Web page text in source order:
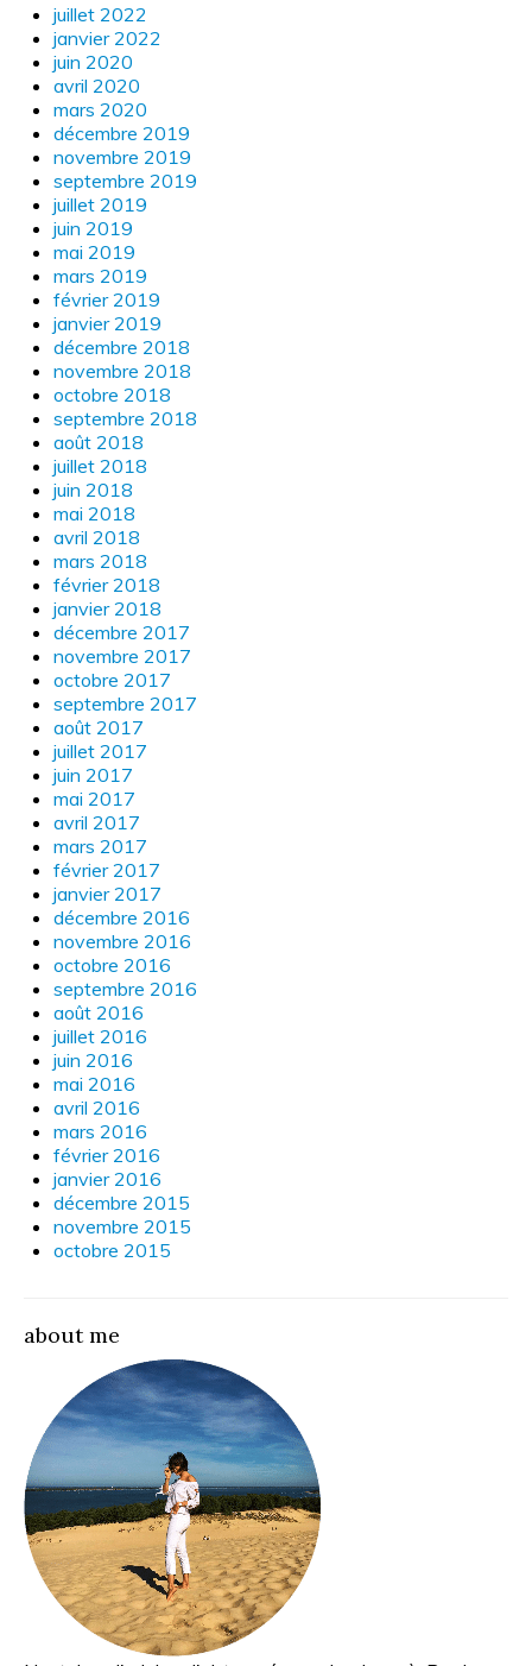
juillet 2022
janvier 2022
juin 2020
avril 2020
mars 2020
décembre 2019
novembre 2019
septembre 2019
juillet 2019
juin 2019
mai 2019
mars 2019
février 2019
janvier 2019
décembre 2018
novembre 2018
octobre 2018
septembre 2018
août 2018
juillet 2018
juin 2018
mai 2018
avril 2018
mars 2018
février 2018
janvier 2018
décembre 2017
novembre 2017
octobre 2017
septembre 2017
août 2017
juillet 2017
juin 2017
mai 2017
avril 2017
mars 2017
février 2017
janvier 2017
décembre 2016
novembre 2016
octobre 2016
septembre 2016
août 2016
juillet 2016
juin 2016
mai 2016
avril 2016
mars 2016
février 2016
janvier 2016
décembre 2015
novembre 2015
octobre 2015
about me